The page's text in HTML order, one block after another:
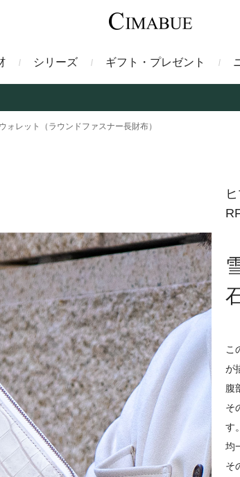
トートバッグ バック
ミドルウォレット 二つ折り
IDカー
コードバン財布
シリーズ
ント ガルーシャ
ブレルノ
ヒマラヤクロコダイル
ギフト・プレゼント
ォレット（ラウンドファスナー長財布）
こ
が
腹
そ
す。
均
そ